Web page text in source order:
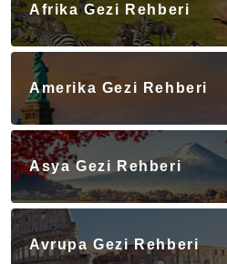
Afrika Gezi Rehberi
Amerika Gezi Rehberi
Asya Gezi Rehberi
Avrupa Gezi Rehberi